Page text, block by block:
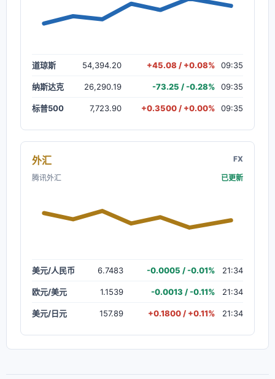
道琼斯 54,394.20 +45.08 / +0.08% 09:35
纳斯达克 26,290.19 -73.25 / -0.28% 09:35
标普500 7,723.90 +0.3500 / +0.00% 09:35
外汇 FX
腾讯外汇 已更新
美元/人民币 6.7483 -0.0005 / -0.01% 21:34
欧元/美元 1.1539 -0.0013 / -0.11% 21:34
美元/日元 157.89 +0.1800 / +0.11% 21:34